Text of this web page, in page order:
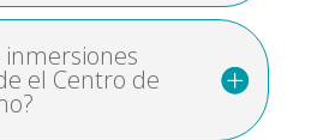
inmersiones
el Centro de